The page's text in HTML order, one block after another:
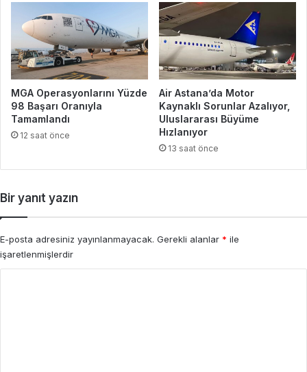
MGA Operasyonlarını Yüzde
98 Başarı Oranıyla
Tamamlandı
12 saat önce
Air Astana’da Motor
Kaynaklı Sorunlar Azalıyor,
Uluslararası Büyüme
Hızlanıyor
13 saat önce
Bir yanıt yazın
E-posta adresiniz yayınlanmayacak. Gerekli alanlar * ile
işaretlenmişlerdir